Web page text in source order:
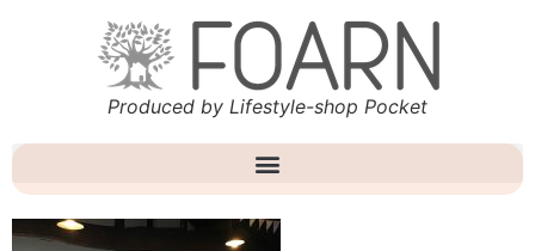
Produced by Lifestyle-shop Pocket